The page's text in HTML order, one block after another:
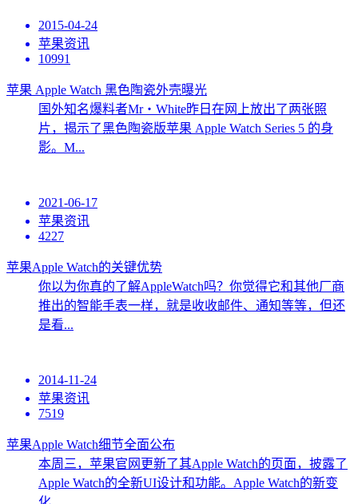
2015-04-24
苹果资讯
10991
苹果 Apple Watch 黑色陶瓷外壳曝光
国外知名爆料者Mr・White昨日在网上放出了两张照
片，揭示了黑色陶瓷版苹果 Apple Watch Series 5 的身
影。M...
2021-06-17
苹果资讯
4227
苹果Apple Watch的关键优势
你以为你真的了解AppleWatch吗？你觉得它和其他厂商
推出的智能手表一样，就是收收邮件、通知等等，但还
是看...
2014-11-24
苹果资讯
7519
苹果Apple Watch细节全面公布
本周三，苹果官网更新了其Apple Watch的页面，披露了
Apple Watch的全新UI设计和功能。Apple Watch的新变